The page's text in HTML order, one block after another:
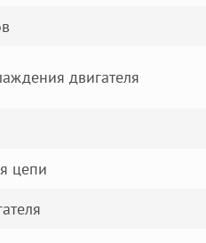
двигателя
цепи